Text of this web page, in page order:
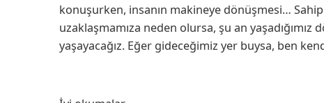
konuşurken, insanın makineye dönüşmesi… Sahip
uzaklaşmamıza neden olursa, şu an
yaşayacağız. Eğer gideceğimiz yer buysa, ben